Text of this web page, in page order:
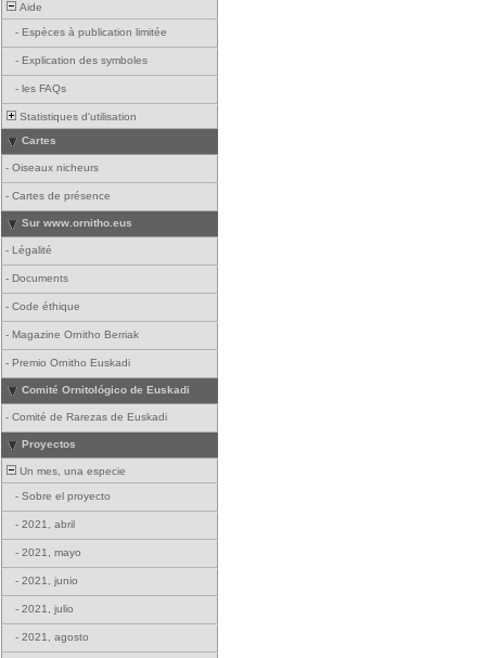
Aide
- Espèces à publication limitée
- Explication des symboles
- les FAQs
Statistiques d'utilisation
Cartes
- Oiseaux nicheurs
- Cartes de présence
Sur www.ornitho.eus
- Légalité
- Documents
- Code éthique
- Magazine Ornitho Berriak
- Premio Ornitho Euskadi
Comité Ornitológico de Euskadi
- Comité de Rarezas de Euskadi
Proyectos
Un mes, una especie
- Sobre el proyecto
- 2021, abril
- 2021, mayo
- 2021, junio
- 2021, julio
- 2021, agosto